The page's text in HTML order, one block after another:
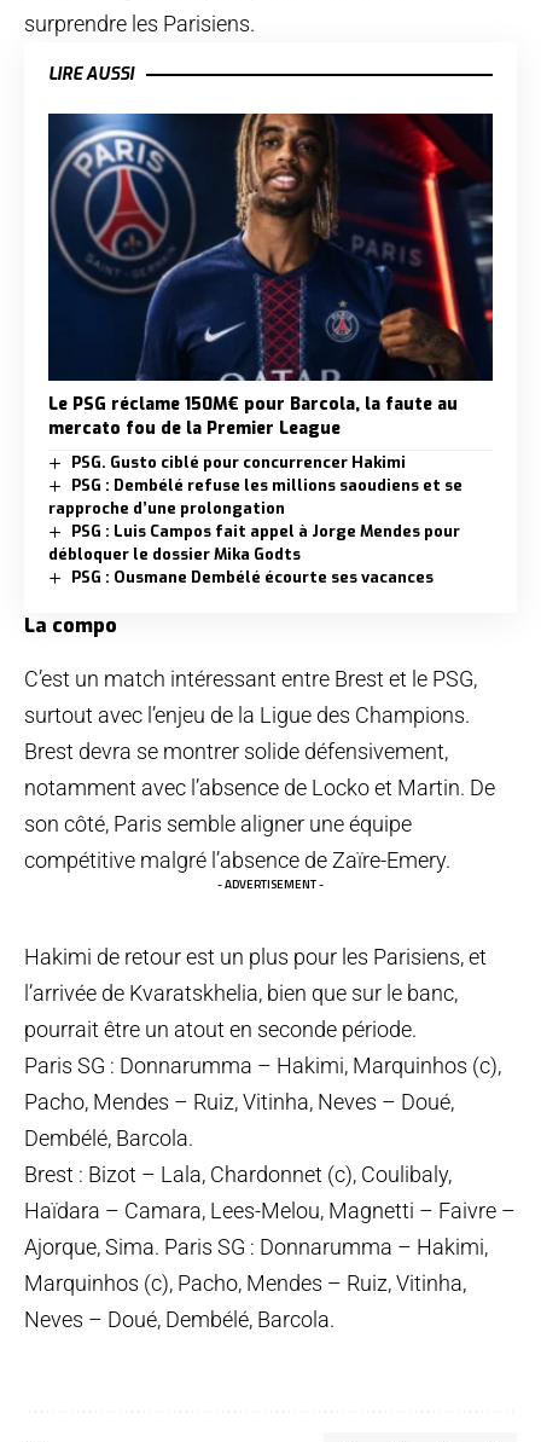
surprendre les Parisiens.
LIRE AUSSI
Le PSG réclame 150M€ pour Barcola, la faute au
mercato fou de la Premier League
PSG. Gusto ciblé pour concurrencer Hakimi
PSG : Dembélé refuse les millions saoudiens et se
rapproche d’une prolongation
PSG : Luis Campos fait appel à Jorge Mendes pour
débloquer le dossier Mika Godts
PSG : Ousmane Dembélé écourte ses vacances
La compo
C’est un match intéressant entre Brest et le PSG,
surtout avec l’enjeu de la Ligue des Champions.
Brest devra se montrer solide défensivement,
notamment avec l’absence de Locko et Martin. De
son côté, Paris semble aligner une équipe
compétitive malgré l’absence de Zaïre-Emery.
- ADVERTISEMENT -
Hakimi de retour est un plus pour les Parisiens, et
l’arrivée de Kvaratskhelia, bien que sur le banc,
pourrait être un atout en seconde période.
Paris SG : Donnarumma – Hakimi, Marquinhos (c),
Pacho, Mendes – Ruiz, Vitinha, Neves – Doué,
Dembélé, Barcola.
Brest : Bizot – Lala, Chardonnet (c), Coulibaly,
Haïdara – Camara, Lees-Melou, Magnetti – Faivre –
Ajorque, Sima. Paris SG : Donnarumma – Hakimi,
Marquinhos (c), Pacho, Mendes – Ruiz, Vitinha,
Neves – Doué, Dembélé, Barcola.